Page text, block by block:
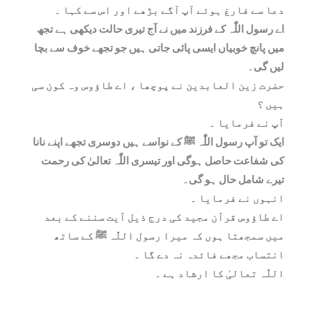
دعا سے فارغ ہوئے آپ آگے بڑھے اور اس سے کہا ۔
اے رسول اللّٰہ کے فرزند میں نے آج تیری حالت دیکھی ہے تجھ
میں پانچ خوبیاں ایسی پائی جاتی ہیں جو تجھے خوف سے بچا
لیں گی۔
حضرت زین العابدین نے پوچھا ، اے طاؤوس وہ کون سی
ہیں ؟
آپ نے فرمایا ۔
ایک تو آپ رسول اللّٰہ ﷺ کے نواسے ہیں دوسری تجھے اپنے نانا
کی شفاعت حاصل ہوگی اور تیسری اللّٰہ تعالیٰ کی رحمت
تیرے شامل حال ہو گی۔
انہوں نے فرمایا ۔
اے طاؤوس قرآن مجید کی درج ذیل آیت سننے کے بعد
میں سمجھتا ہوں کہ میرا رسول اللّٰہ ﷺ کے ساتھ
انتساب مجھے فائدہ نہ دے گا ۔
اللّٰہ تعالیٰ کا ارشاد ہے ۔